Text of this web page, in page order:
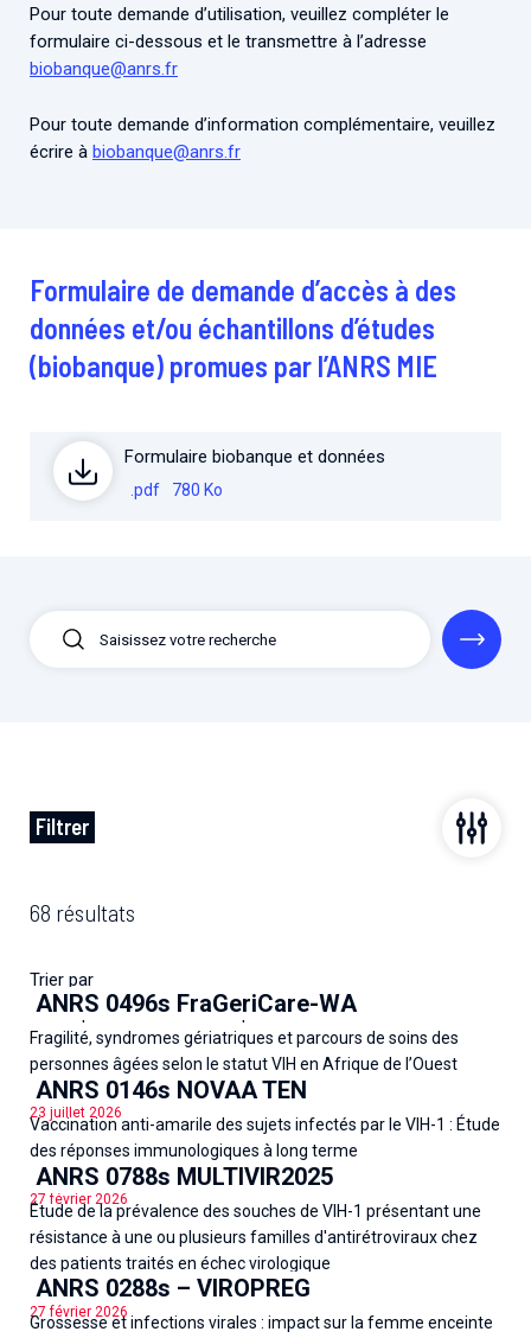
Associations de patient.e.s
Collaboration avec les acteurs communautaires
Cellule Émergence mpox
La Réunion.
Pour toute demande d’utilisation, veuillez compléter le
formulaire ci-dessous et le transmettre à l’adresse
biobanque@anrs.fr
Pour toute demande d’information complémentaire, veuillez
écrire à biobanque@anrs.fr
Formulaire de demande d’accès à des
données et/ou échantillons d’études
(biobanque) promues par l’ANRS MIE
Formulaire biobanque et données
.pdf 780 Ko
Filtrer
68 résultats
Trier par
Les plus récents
Les plus anciens
ANRS 0496s FraGeriCare-WA
Fragilité, syndromes gériatriques et parcours de soins des
personnes âgées selon le statut VIH en Afrique de l’Ouest
23 juillet 2026
ANRS 0146s NOVAA TEN
Vaccination anti-amarile des sujets infectés par le VIH-1 : Étude
des réponses immunologiques à long terme
27 février 2026
ANRS 0788s MULTIVIR2025
Étude de la prévalence des souches de VIH-1 présentant une
résistance à une ou plusieurs familles d'antirétroviraux chez
des patients traités en échec virologique
27 février 2026
ANRS 0288s – VIROPREG
Grossesse et infections virales : impact sur la femme enceinte